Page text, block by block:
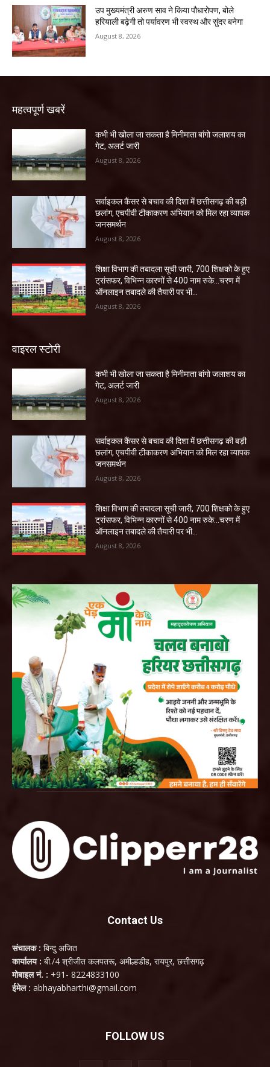
उप मुख्यमंत्री अरुण साव ने किया पौधारोपण, बोले
हरियाली बढ़ेगी तो पर्यावरण भी स्वस्थ और सुंदर बनेगा
August 8, 2026
महत्वपूर्ण खबरें
कभी भी खोला जा सकता है मिनीमाता बांगो जलाशय का
गेट, अलर्ट जारी
August 8, 2026
सर्वाइकल कैंसर से बचाव की दिशा में छत्तीसगढ़ की बड़ी
छलांग, एचपीवी टीकाकरण अभियान को मिल रहा व्यापक
जनसमर्थन
August 8, 2026
शिक्षा विभाग की तबादला सूची जारी, 700 शिक्षको के हुए
ट्रांसफर, विभिन्न कारणों से 400 नाम रुके…चरण में
ऑनलाइन तबादले की तैयारी पर भी...
August 8, 2026
वाइरल स्टोरी
कभी भी खोला जा सकता है मिनीमाता बांगो जलाशय का
गेट, अलर्ट जारी
August 8, 2026
सर्वाइकल कैंसर से बचाव की दिशा में छत्तीसगढ़ की बड़ी
छलांग, एचपीवी टीकाकरण अभियान को मिल रहा व्यापक
जनसमर्थन
August 8, 2026
शिक्षा विभाग की तबादला सूची जारी, 700 शिक्षको के हुए
ट्रांसफर, विभिन्न कारणों से 400 नाम रुके…चरण में
ऑनलाइन तबादले की तैयारी पर भी...
August 8, 2026
Contact Us
संचालक : बिन्दु अजित
कार्यालय : बी./4 श्रीजीत कलपतरू, अमील्हडीह, रायपुर, छत्तीसगढ़
मोबाइल नं. : +91- 8224833100
ईमेल : abhayabharthi@gmail.com
FOLLOW US